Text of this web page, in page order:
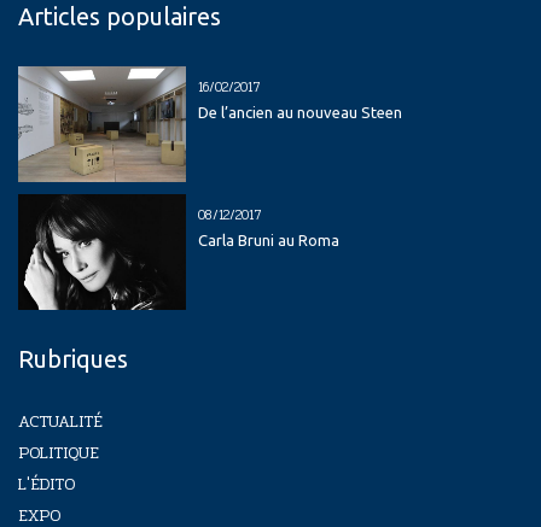
Articles populaires
16/02/2017
De l’ancien au nouveau Steen
08/12/2017
Carla Bruni au Roma
Rubriques
ACTUALITÉ
POLITIQUE
L'ÉDITO
EXPO